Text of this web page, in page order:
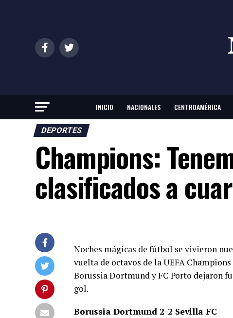
INICIO NACIONALES CENTROAMÉRICA
DEPORTES
Champions:
clasificados a
Noches mágicas de fútbol se vivieron
vuelta de octavos de la UEFA
Borussia Dortmund y FC Porto dejaron
gol.
Borussia Dortmund 2-2 Sevilla FC